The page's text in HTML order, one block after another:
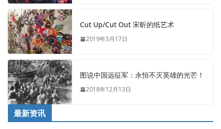
Cut Up/Cut Out 宋昕的纸艺术
2019年3月17日
图说中国远征军：永恒不灭英雄的光芒！
2018年12月13日
最新资讯